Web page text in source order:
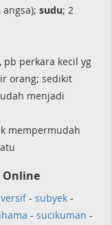
sudu; 2
pb perkara kecil yg
orang; sedikit
menjadi
mempermudah
Online
- subyek -
- sucikuman -